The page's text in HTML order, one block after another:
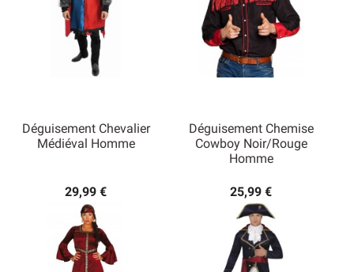
Déguisement Chevalier
Médiéval Homme
29,99 €
Déguisement Chemise
Cowboy Noir/Rouge
Homme
25,99 €